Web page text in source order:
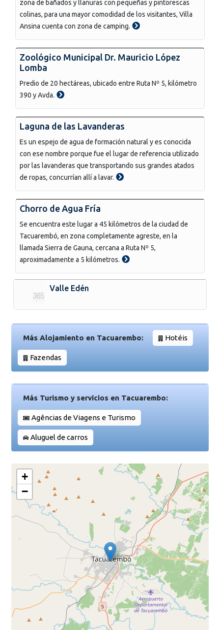
zona de bañados y llanuras con pequeñas y pintorescas
colinas, para una mayor comodidad de los visitantes, Villa
Ansina cuenta con zona de camping.
Zoológico Municipal Dr. Mauricio López
Lomba
Predio de 20 hectáreas, ubicado entre Ruta Nº 5, kilómetro
390 y Avda.
Laguna de las Lavanderas
Es un espejo de agua de formación natural y es conocida
con ese nombre porque fue el lugar de referencia utilizado
por las lavanderas que transportando sus grandes atados
de ropas, concurrían allí a lavar.
Chorro de Agua Fría
Se encuentra este lugar a 45 kilómetros de la ciudad de
Tacuarembó, en zona completamente agreste, en la
llamada Sierra de Gauna, cercana a Ruta Nº 5,
aproximadamente a 5 kilómetros.
Valle Edén
Más Alojamiento en Tacuarembo: Hotéis
Fazendas
Más Turismo y servicios en Tacuarembo:
Agências de Viagens e Turismo
Aluguel de carros
+
−